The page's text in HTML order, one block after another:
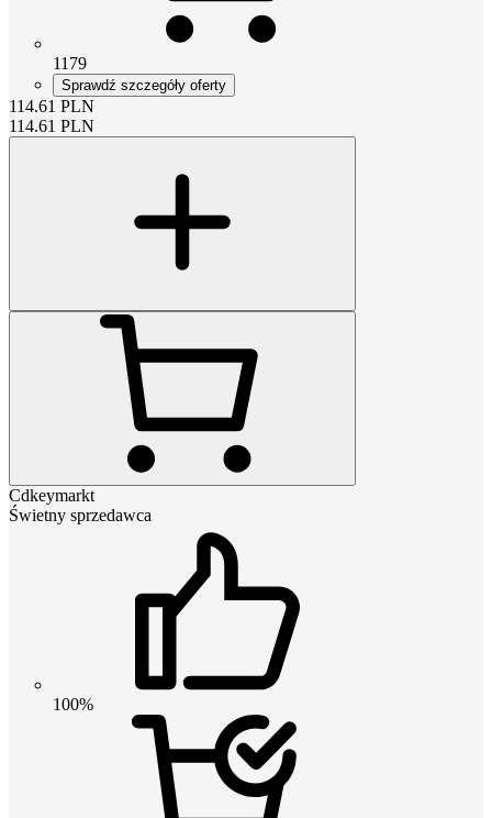
1179
Sprawdź szczegóły oferty
114.61 PLN
114.61 PLN
Cdkeymarkt
Świetny sprzedawca
100%